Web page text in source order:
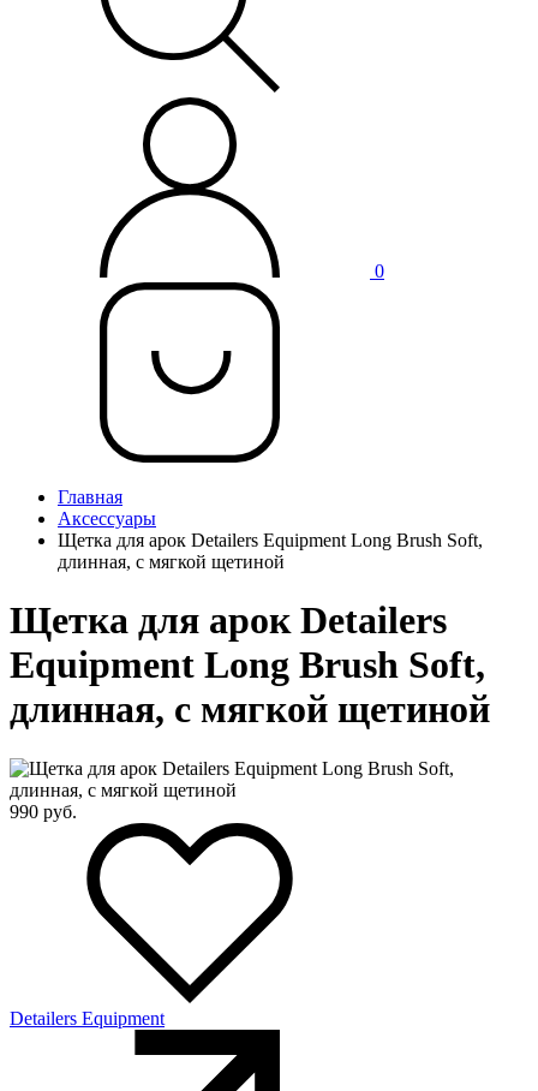
0
Главная
Аксессуары
Щетка для арок Detailers Equipment Long Brush Soft,
длинная, с мягкой щетиной
Щетка для арок Detailers
Equipment Long Brush Soft,
длинная, с мягкой щетиной
990 руб.
Detailers Equipment